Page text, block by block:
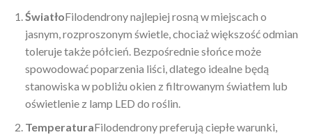
ŚwiatłoFilodendrony najlepiej rosną w miejscach o
jasnym, rozproszonym świetle, chociaż większość odmian
toleruje także półcień. Bezpośrednie słońce może
spowodować poparzenia liści, dlatego idealne będą
stanowiska w pobliżu okien z filtrowanym światłem lub
oświetlenie z lamp LED do roślin.
TemperaturaFilodendrony preferują ciepłe warunki,